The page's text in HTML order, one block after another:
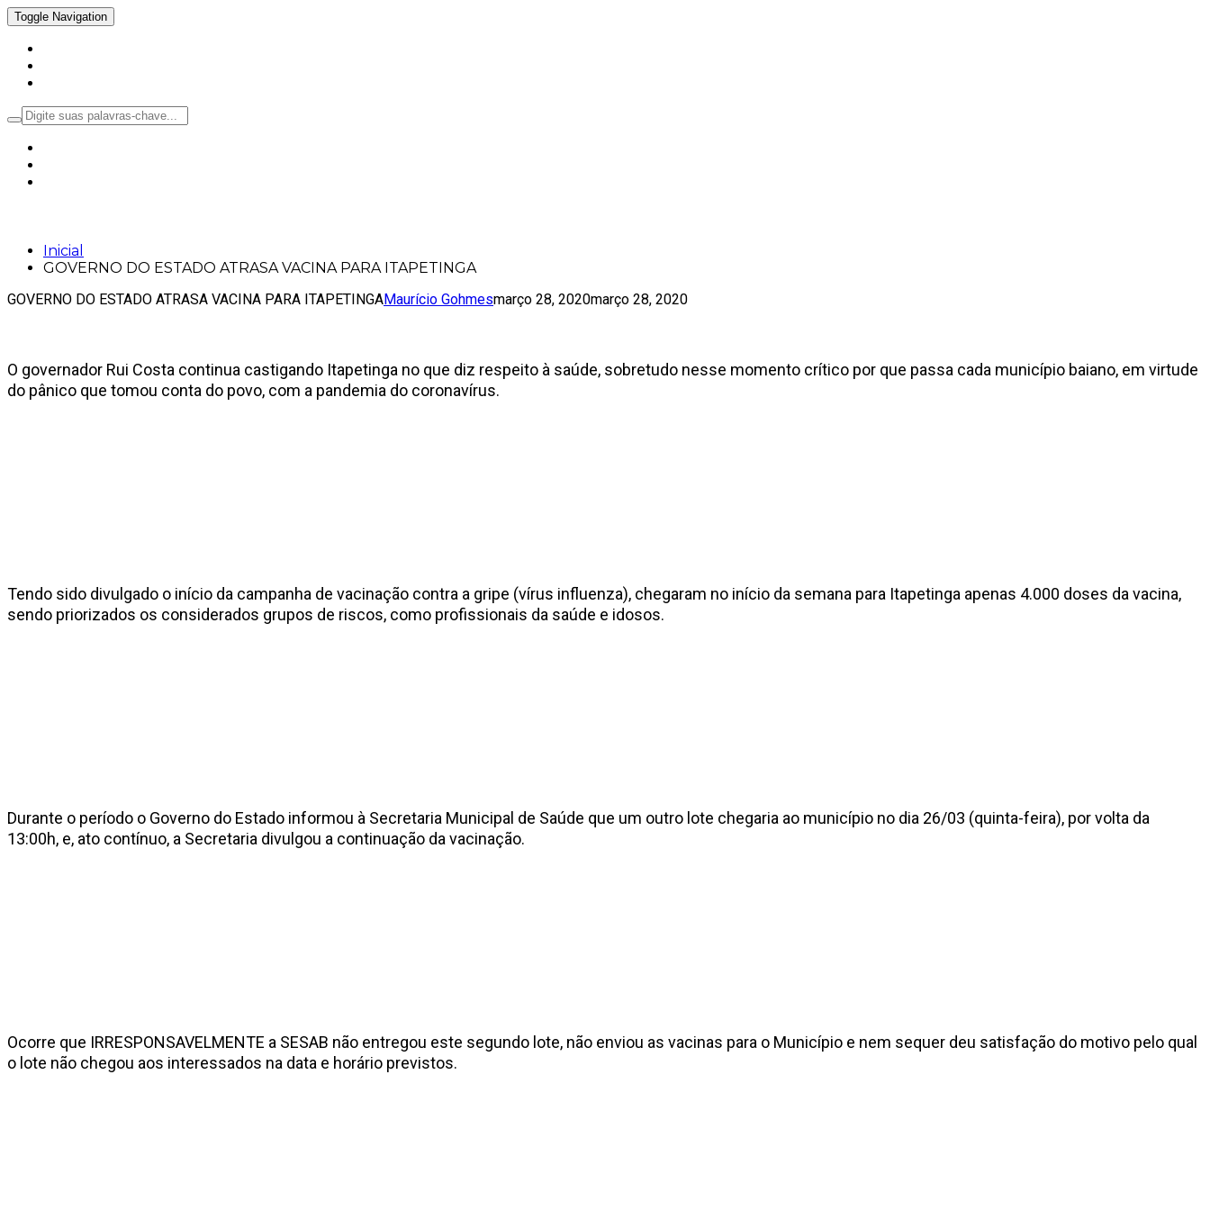
Toggle Navigation
Inicial
GOVERNO DO ESTADO ATRASA VACINA PARA ITAPETINGA
GOVERNO DO ESTADO ATRASA VACINA PARA ITAPETINGAMaurício Gohmesmarço 28, 2020março 28, 2020
O governador Rui Costa continua castigando Itapetinga no que diz respeito à saúde, sobretudo nesse momento crítico por que passa cada município baiano, em virtude
do pânico que tomou conta do povo, com a pandemia do coronavírus.
Tendo sido divulgado o início da campanha de vacinação contra a gripe (vírus influenza), chegaram no início da semana para Itapetinga apenas 4.000 doses da vacina,
sendo priorizados os considerados grupos de riscos, como profissionais da saúde e idosos.
Durante o período o Governo do Estado informou à Secretaria Municipal de Saúde que um outro lote chegaria ao município no dia 26/03 (quinta-feira), por volta da
13:00h, e, ato contínuo, a Secretaria divulgou a continuação da vacinação.
Ocorre que IRRESPONSAVELMENTE a SESAB não entregou este segundo lote, não enviou as vacinas para o Município e nem sequer deu satisfação do motivo pelo qual
o lote não chegou aos interessados na data e horário previstos.